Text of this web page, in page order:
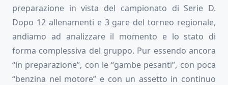
preparazione in vista del campionato di Serie D.
Dopo 12 allenamenti e 3 gare del torneo regionale,
andiamo ad analizzare il momento e lo stato di
forma complessiva del gruppo. Pur essendo ancora
“in preparazione”, con le “gambe pesanti”, con poca
“benzina nel motore” e con un assetto in continuo